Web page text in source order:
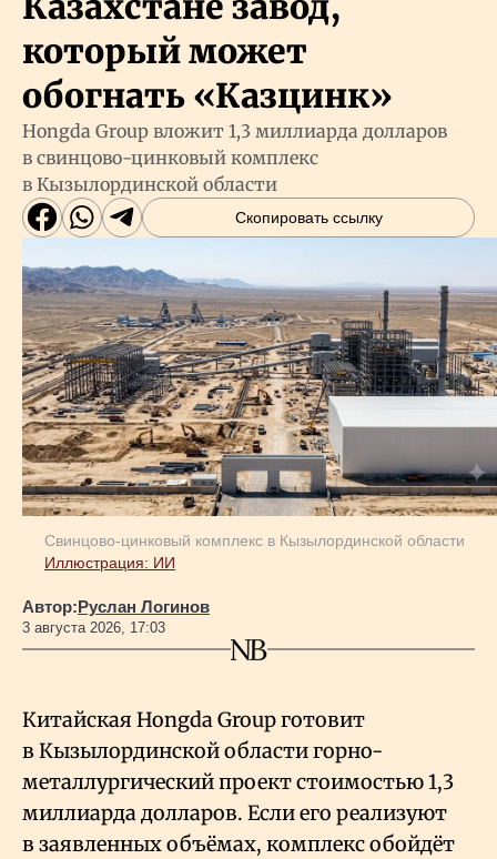
который может
обогнать «Казцинк»
Hongda Group вложит 1,3 миллиарда долларов
в свинцово-цинковый комплекс
в Кызылординской области
Скопировать ссылку
Свинцово-цинковый комплекс в Кызылординской области
Иллюстрация: ИИ
Автор:Руслан Логинов
3 августа 2026, 17:03
Китайская Hongda Group готовит
в Кызылординской области горно-
металлургический проект стоимостью 1,3
миллиарда долларов. Если его реализуют
в заявленных объёмах, комплекс обойдёт